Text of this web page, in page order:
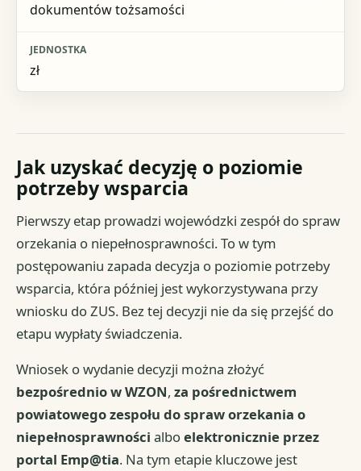
dokumentów tożsamości
zł
Jak uzyskać decyzję o poziomie
potrzeby wsparcia
Pierwszy etap prowadzi wojewódzki zespół do spraw
orzekania o niepełnosprawności. To w tym
postępowaniu zapada decyzja o poziomie potrzeby
wsparcia, która później jest wykorzystywana przy
wniosku do ZUS. Bez tej decyzji nie da się przejść do
etapu wypłaty świadczenia.
Wniosek o wydanie decyzji można złożyć
bezpośrednio w WZON,za pośrednictwem
powiatowego zespołu do spraw orzekania o
niepełnosprawności alboelektronicznie przez
portal Emp@tia. Na tym etapie kluczowe jest